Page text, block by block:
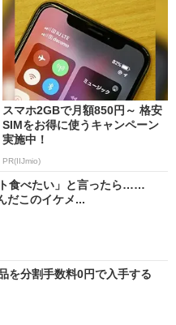
スマホ2GBで月額850円～ 格安
SIMをお得に使うキャンペーン
実施中！
PR(IIJmio)
食べたい」と言ったら……
だこのイケメ...
を分割手数料0円で入手する